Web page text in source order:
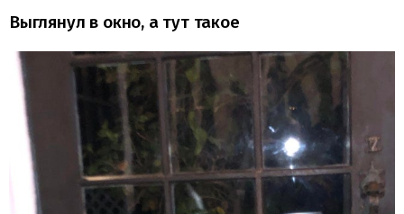
Выглянул в окно, а тут такое